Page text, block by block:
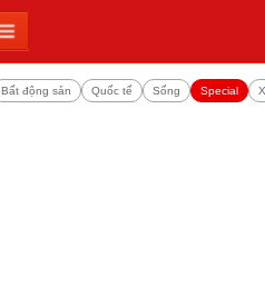
Bất động sản Quốc tế Sống Special